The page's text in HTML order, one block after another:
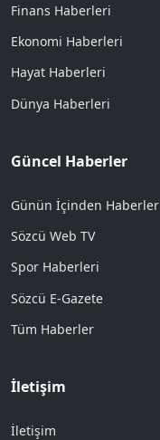
Finans Haberleri
Ekonomi Haberleri
Hayat Haberleri
Dünya Haberleri
Güncel Haberler
Günün İçinden Haberler
Sözcü Web TV
Spor Haberleri
Sözcü E-Gazete
Tüm Haberler
İletişim
İletişim